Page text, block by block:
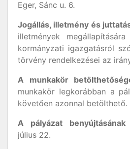
Eger, Sánc u. 6.
Jogállás, illetmény és
illetmények
kormányzati igazgatásról
törvény rendelkezései az
A munkakör
munkakör legkorábban a
követően azonnal betölthető.
A pályázat benyújtásának
július 22.